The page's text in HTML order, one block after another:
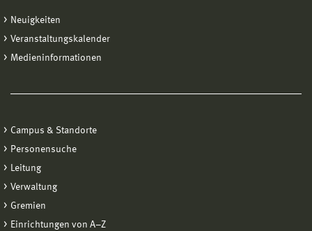
Neuigkeiten
Veranstaltungskalender
Medieninformationen
Campus & Standorte
Personensuche
Leitung
Verwaltung
Gremien
Einrichtungen von A−Z